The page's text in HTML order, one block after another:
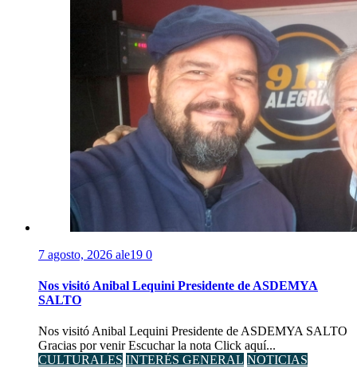
7 agosto, 2026 ale19 0
Nos visitó Anibal Lequini Presidente de ASDEMYA
SALTO
Nos visitó Anibal Lequini Presidente de ASDEMYA SALTO
Gracias por venir Escuchar la nota Click aquí...
CULTURALES INTERÉS GENERAL NOTICIAS